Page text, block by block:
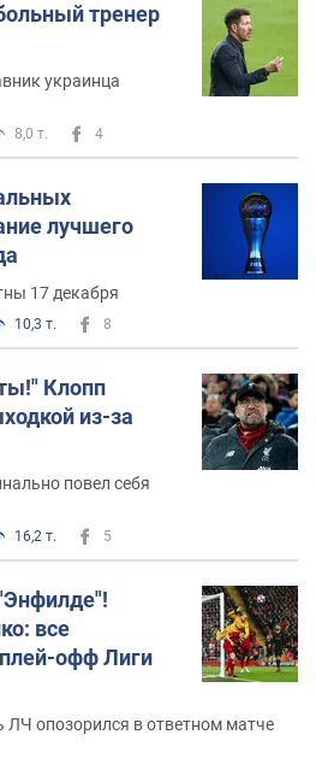
тренер
украинца
8,0 т. 4
лучшего
17 декабря
10,3 т. 8
Клопп
из-за
повел себя
16,2 т. 5
все
офф Лиги
опозорился в ответном матче